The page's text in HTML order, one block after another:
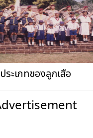
ประเภทของลูกเสือ